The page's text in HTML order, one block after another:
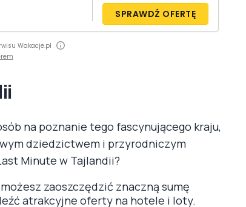
SPRAWDŹ OFERTĘ
Wakacje.pl
na poznanie tego fascynującego kraju,
dziedzictwem i przyrodniczym
Minute w Tajlandii?
zaoszczędzić znaczną sumę
atrakcyjne oferty na hotele i loty.